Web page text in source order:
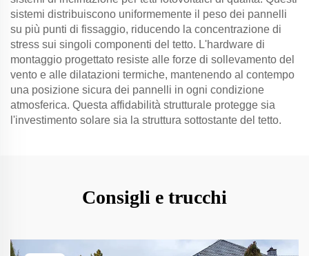
sistemi distribuiscono uniformemente il peso dei pannelli
su più punti di fissaggio, riducendo la concentrazione di
stress sui singoli componenti del tetto. L'hardware di
montaggio progettato resiste alle forze di sollevamento del
vento e alle dilatazioni termiche, mantenendo al contempo
una posizione sicura dei pannelli in ogni condizione
atmosferica. Questa affidabilità strutturale protegge sia
l'investimento solare sia la struttura sottostante del tetto.
Consigli e trucchi